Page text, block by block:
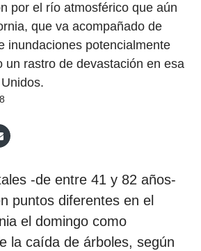
por el río atmosférico que aún
que va acompañado de
inundaciones potencialmente
un rastro de devastación en esa
-de entre 41 y 82 años-
puntos diferentes en el
el domingo como
la caída de árboles, según